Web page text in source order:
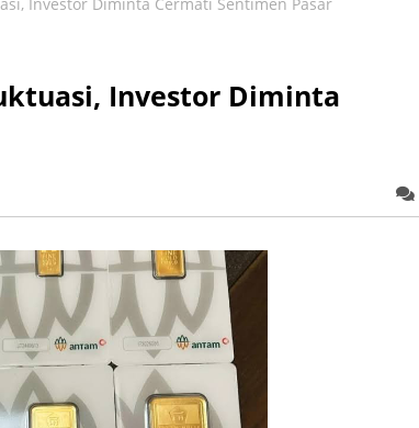
Investor Diminta